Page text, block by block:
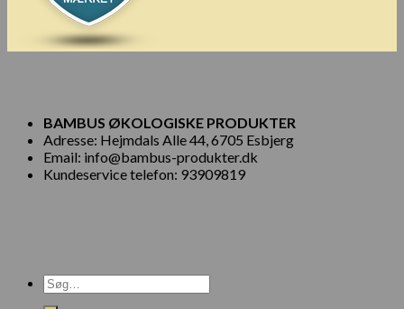
BAMBUS ØKOLOGISKE PRODUKTER
Adresse: Hejmdals Alle 44, 6705 Esbjerg
Email: info@bambus-produkter.dk
Kundeservice telefon: 93909819
Søg
efter: